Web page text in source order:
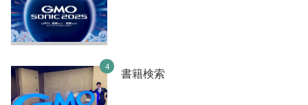
書籍検索